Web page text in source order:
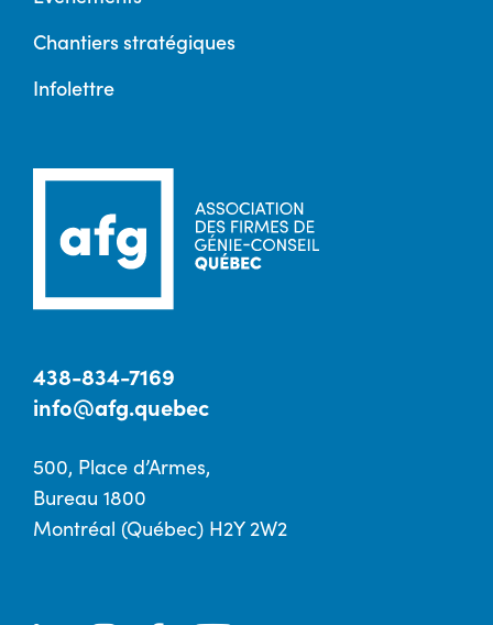
Chantiers stratégiques
Infolettre
438-834-7169
info@afg.quebec
500, Place d’Armes,
Bureau 1800
Montréal (Québec) H2Y 2W2